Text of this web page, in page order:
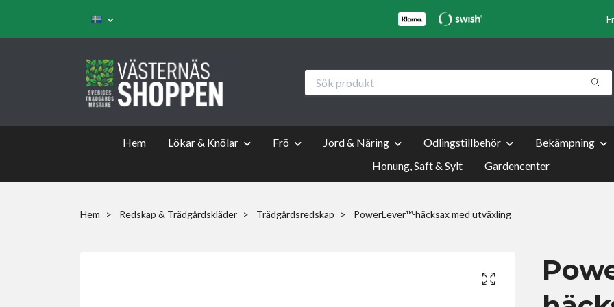
Hem Lökar & Knölar Frö Jord & Näring Odlingstillbehör
Bekämpning
Honung, Saft & Sylt
Gardencenter
Hem Redskap & Trädgårdskläder Trädgårdsredskap PowerLever™-häcksax med utväxling